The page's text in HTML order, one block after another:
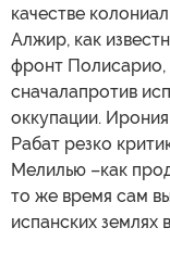
качестве
Алжир, как
фронт Полисарио,
сначалапротив
оккупации.
Рабат резко
Мелилью –как
то же время сам
испанских землях